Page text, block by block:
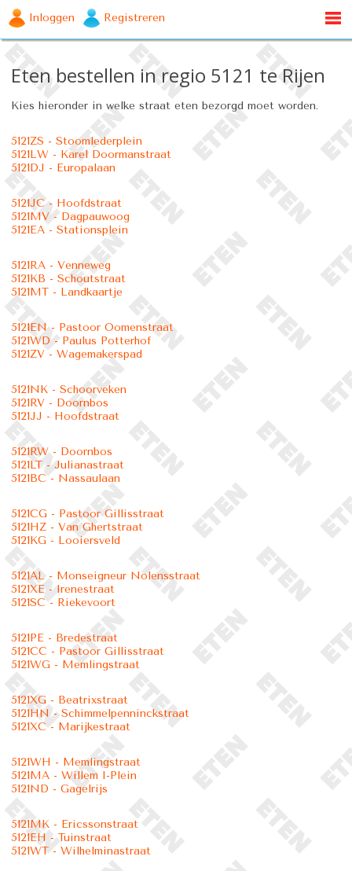
Inloggen Registreren
Eten bestellen in regio 5121 te Rijen
Kies hieronder in welke straat eten bezorgd moet worden.
5121ZS - Stoomlederplein
5121LW - Karel Doormanstraat
5121DJ - Europalaan
5121JC - Hoofdstraat
5121MV - Dagpauwoog
5121EA - Stationsplein
5121RA - Venneweg
5121KB - Schoutstraat
5121MT - Landkaartje
5121EN - Pastoor Oomenstraat
5121WD - Paulus Potterhof
5121ZV - Wagemakerspad
5121NK - Schoorveken
5121RV - Doornbos
5121JJ - Hoofdstraat
5121RW - Doornbos
5121LT - Julianastraat
5121BC - Nassaulaan
5121CG - Pastoor Gillisstraat
5121HZ - Van Ghertstraat
5121KG - Looiersveld
5121AL - Monseigneur Nolensstraat
5121XE - Irenestraat
5121SC - Riekevoort
5121PE - Bredestraat
5121CC - Pastoor Gillisstraat
5121WG - Memlingstraat
5121XG - Beatrixstraat
5121HN - Schimmelpenninckstraat
5121XC - Marijkestraat
5121WH - Memlingstraat
5121MA - Willem I-Plein
5121ND - Gagelrijs
5121MK - Ericssonstraat
5121EH - Tuinstraat
5121WT - Wilhelminastraat